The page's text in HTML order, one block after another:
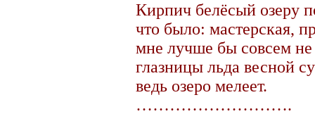
Кирпич белёсый озеру
что было: мастерская,
мне лучше бы совсем не
глазницы льда весной
ведь озеро мелеет.
……………………….